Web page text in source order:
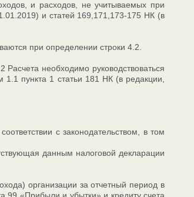
и расходов, не учитываемых при
и статей 169,171,173-175 НК (в
при определении строки 4.2.
необходимо руководствоваться
пункта 1 статьи 181 НК (в редакции,
с законодательством, в том
данным налоговой декларации
организации за отчетный период в